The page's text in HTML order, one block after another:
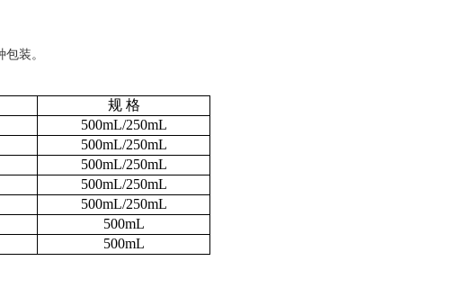
装。
规 格
500mL/250mL
500mL/250mL
500mL/250mL
500mL/250mL
500mL/250mL
500mL
500mL